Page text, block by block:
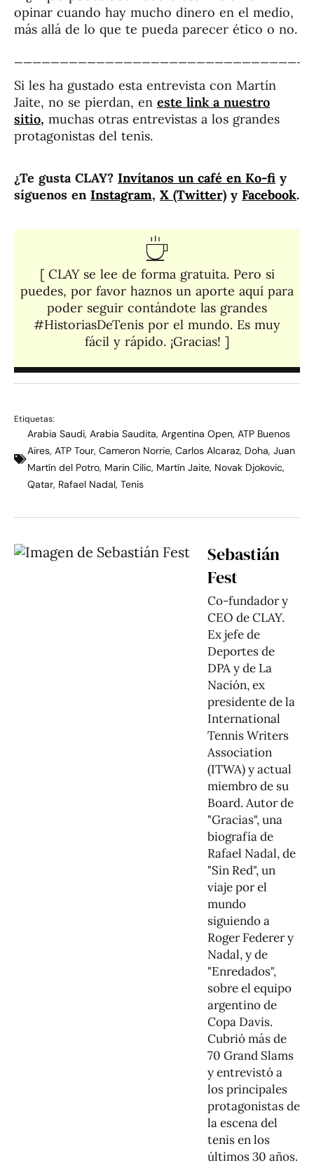
opinar cuando hay mucho dinero en el medio,
más allá de lo que te pueda parecer ético o no.
Si les ha gustado esta entrevista con Martín
Jaite, no se pierdan, en este link a nuestro
sitio, muchas otras entrevistas a los grandes
protagonistas del tenis.
¿Te gusta CLAY? Invítanos un café en Ko-fi y
síguenos en Instagram, X (Twitter) y Facebook.
[ CLAY se lee de forma gratuita. Pero si
puedes, por favor haznos un aporte aquí para
poder seguir contándote las grandes
#HistoriasDeTenis por el mundo. Es muy
fácil y rápido. ¡Gracias! ]​
Etiquetas:
Arabia Saudi, Arabia Saudita, Argentina Open, ATP Buenos
Aires, ATP Tour, Cameron Norrie, Carlos Alcaraz, Doha, Juan
Martín del Potro, Marin Cilic, Martín Jaite, Novak Djokovic,
Qatar, Rafael Nadal, Tenis
Sebastián
Fest
Co-fundador y
CEO de CLAY.
Ex jefe de
Deportes de
DPA y de La
Nación, ex
presidente de la
International
Tennis Writers
Association
(ITWA) y actual
miembro de su
Board. Autor de
"Gracias", una
biografía de
Rafael Nadal, de
"Sin Red", un
viaje por el
mundo
siguiendo a
Roger Federer y
Nadal, y de
"Enredados",
sobre el equipo
argentino de
Copa Davis.
Cubrió más de
70 Grand Slams
y entrevistó a
los principales
protagonistas de
la escena del
tenis en los
últimos 30 años.